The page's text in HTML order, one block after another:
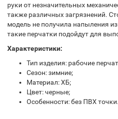
руки от незначительных
также различных загрязнений.
модель не получила напыления
такие перчатки подойдут для
Характеристики:
Тип изделия: рабочие
Сезон: зимние;
Материал: ХБ;
Цвет: черные;
Особенности: без ПВХ точки.